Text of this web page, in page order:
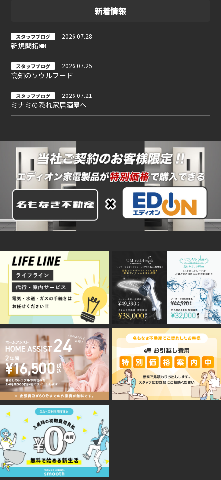
新着情報
スタッフブログ 2026.07.28
新規開拓🍽
スタッフブログ 2026.07.25
高知のソウルフード
スタッフブログ 2026.07.21
ミナミの隠れ家居酒屋へ